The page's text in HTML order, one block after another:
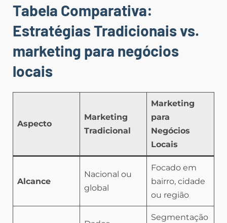
Tabela Comparativa:
Estratégias Tradicionais vs.
marketing para negócios
locais
Aspecto
Marketing
Tradicional
Marketing
para
Negócios
Locais
Alcance
Nacional ou
global
Focado em
bairro, cidade
ou região
Segmentação